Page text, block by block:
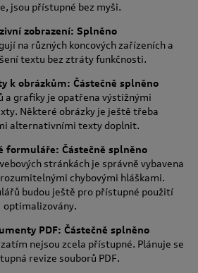
jsou přístupné bez myši.
zobrazení: Splněno
na různých koncových zařízeních a
textu bez ztráty funkčnosti.
k obrázkům: Částečně splněno
a grafiky je opatřena výstižnými
Některé obrázky je ještě třeba
alternativními texty doplnit.
formuláře: Částečně splněno
stránkách je správně vybavena
chybovými hláškami.
budou ještě pro přístupné použití
optimalizovány.
PDF: Částečně splněno
nejsou zcela přístupné. Plánuje se
revize souborů PDF.